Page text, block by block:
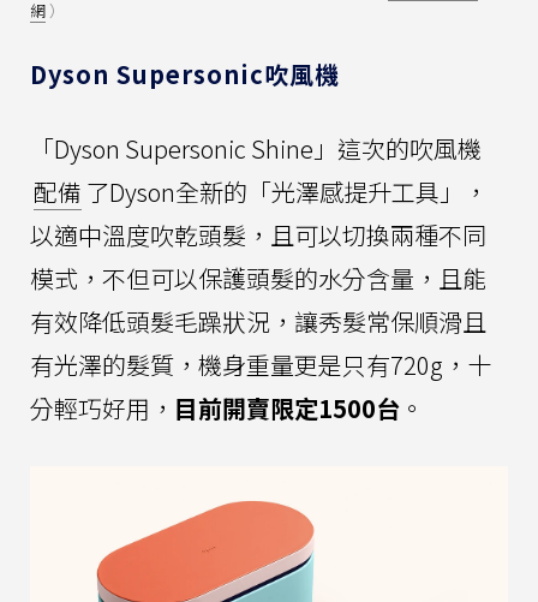
網 ）
Dyson Supersonic吹風機
「Dyson Supersonic Shine」這次的吹風機
配備 了Dyson全新的「光澤感提升工具」，
以適中溫度吹乾頭髮，且可以切換兩種不同
模式，不但可以保護頭髮的水分含量，且能
有效降低頭髮毛躁狀況，讓秀髮常保順滑且
有光澤的髮質，機身重量更是只有720g，十
分輕巧好用， 目前開賣限定1500台 。